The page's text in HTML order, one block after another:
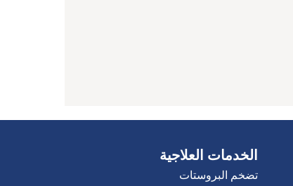
الخدمات العلاجية
تضخم البروستات